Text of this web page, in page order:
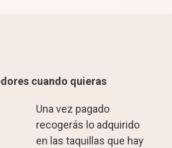
cuando quieras
Una vez pagado
recogerás lo adquirido
en las taquillas que hay